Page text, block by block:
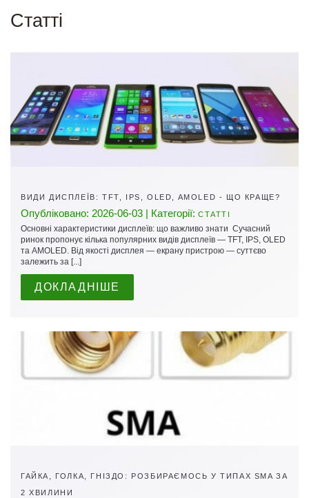
Cтатті
ВИДИ ДИСПЛЕЇВ: TFT, IPS, OLED, AMOLED - ЩО КРАЩЕ?
Опубліковано: 2026-06-03 | Категорії: СТАТТІ
Основні характеристики дисплеїв: що важливо знати Сучасний
ринок пропонує кілька популярних видів дисплеїв — TFT, IPS, OLED
та AMOLED. Від якості дисплея — екрану пристрою — суттєво
залежить за [...]
ДОКЛАДНІШЕ
ГАЙКА, ГОЛКА, ГНІЗДО: РОЗБИРАЄМОСЬ У ТИПАХ SMA ЗА
2 ХВИЛИНИ